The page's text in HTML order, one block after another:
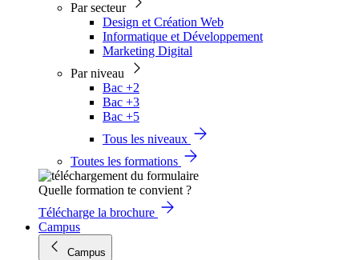
Par secteur
Design et Création Web
Informatique et Développement
Marketing Digital
Par niveau
Bac +2
Bac +3
Bac +5
Tous les niveaux
Toutes les formations
Quelle formation te convient ?
Télécharge la brochure
Campus
Campus